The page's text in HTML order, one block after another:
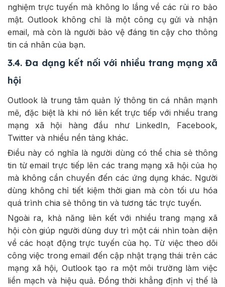
nghiệm trực tuyến mà không lo lắng về các rủi ro bảo
mật. Outlook không chỉ là một công cụ gửi và nhận
email, mà còn là người bảo vệ đáng tin cậy cho thông
tin cá nhân của bạn.
3.4. Đa dạng kết nối với nhiều trang mạng xã
hội
Outlook là trung tâm quản lý thông tin cá nhân mạnh
mẽ, đặc biệt là khi nó liên kết trực tiếp với nhiều trang
mạng xã hội hàng đầu như LinkedIn, Facebook,
Twitter và nhiều nền tảng khác.
Điều này có nghĩa là người dùng có thể chia sẻ thông
tin từ email trực tiếp lên các trang mạng xã hội của họ
mà không cần chuyển đến các ứng dụng khác. Người
dùng không chỉ tiết kiệm thời gian mà còn tối ưu hóa
quá trình chia sẻ thông tin và tương tác trực tuyến.
Ngoài ra, khả năng liên kết với nhiều trang mạng xã
hội còn giúp người dùng duy trì một cái nhìn toàn diện
về các hoạt động trực tuyến của họ. Từ việc theo dõi
công việc trong email đến cập nhật trạng thái trên các
mạng xã hội, Outlook tạo ra một môi trường làm việc
liền mạch và hiệu quả. Đồng thời khẳng định vị thế là